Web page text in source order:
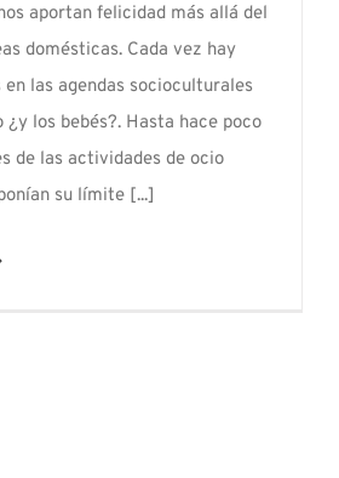
aportan felicidad más allá del
domésticas. Cada vez hay
las agendas socioculturales
¿y los bebés?. Hasta hace poco
de las actividades de ocio
su límite [...]